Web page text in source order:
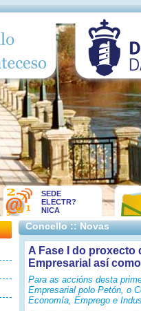
SEDE
ELECTR?
NICA
Concello :: Novas
A Fase I do proxecto
Empresarial así
Para as accións desta
Empresarial polo Petón, o
Economía, Emprego e